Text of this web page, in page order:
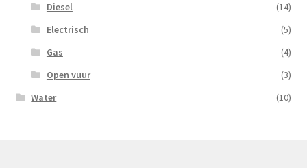
Diesel
(14)
Electrisch
(5)
Gas
(4)
Open vuur
(3)
Water
(10)